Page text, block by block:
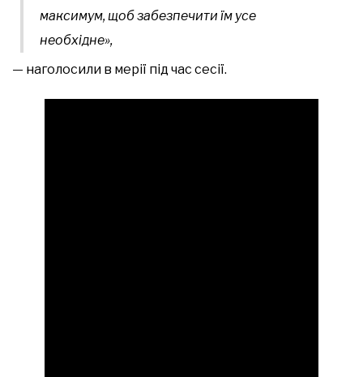
максимум, щоб забезпечити їм усе
необхідне»,
— наголосили в мерії під час сесії.